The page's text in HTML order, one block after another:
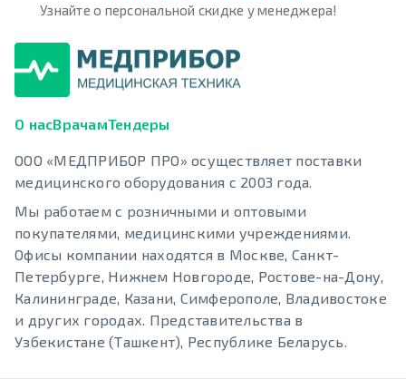
Узнайте о персональной скидке у менеджера!
О насВрачамТендеры
ООО «МЕДПРИБОР ПРО» осуществляет поставки
медицинского оборудования с 2003 года.
Мы работаем с розничными и оптовыми
покупателями, медицинскими учреждениями.
Офисы компании находятся в Москве, Санкт-
Петербурге, Нижнем Новгороде, Ростове-на-Дону,
Калининграде, Казани, Симферополе, Владивостоке
и других городах. Представительства в
Узбекистане (Ташкент), Республике Беларусь.